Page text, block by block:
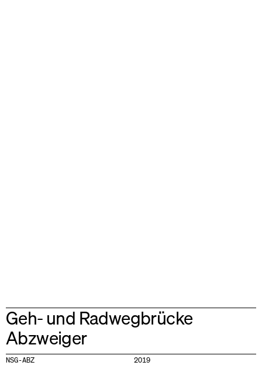
Geh- und Radwegbrücke
Abzweiger
NSG-ABZ 2019